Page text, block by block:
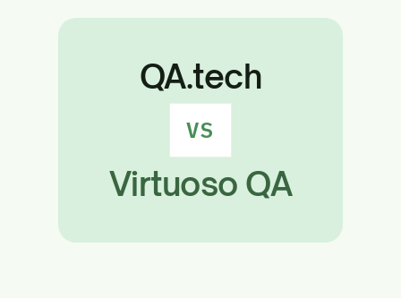
QA.tech
VS
Virtuoso QA